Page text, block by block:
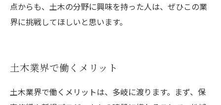
点からも、土木の分野に興味を持った人は、ぜひこの業
界に挑戦してほしいと思います。
土木業界で働くメリット
土木業界で働くメリットは、多岐に渡ります。まず、保